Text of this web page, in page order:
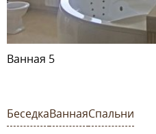
Ванная 5
БеседкаВаннаяСпальни